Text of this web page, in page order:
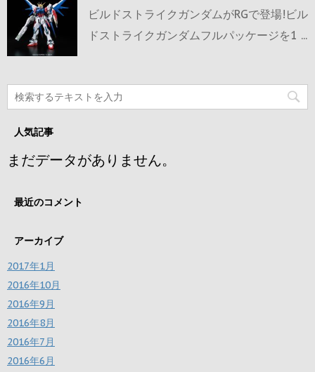
ビルドストライクガンダムがRGで登場!ビル
ドストライクガンダムフルパッケージを1 ...
人気記事
まだデータがありません。
最近のコメント
アーカイブ
2017年1月
2016年10月
2016年9月
2016年8月
2016年7月
2016年6月